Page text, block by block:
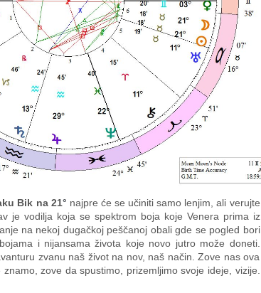
Bik na 21° najpre će se učiniti samo lenjim, ali verujte
je vodilja koja se spektrom boja koje Venera prima iz
na nekoj dugačkoj peščanoj obali gde se pogled bori
i nijansama života koje novo jutro može doneti.
zvanu naš život na nov, naš način. Zove nas ova
zove da spustimo, prizemljimo svoje ideje, vizije.